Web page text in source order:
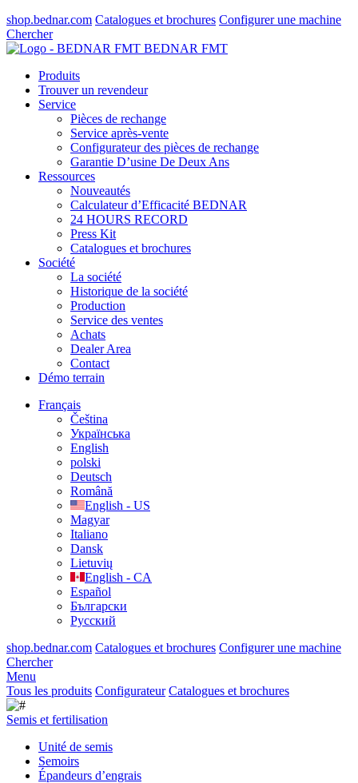
shop.bednar.com Catalogues et brochures Configurer une machine
Chercher
BEDNAR FMT
Produits
Trouver un revendeur
Service
Pièces de rechange
Service après-vente
Configurateur des pièces de rechange
Garantie D’usine De Deux Ans
Ressources
Nouveautés
Calculateur d’Efficacité BEDNAR
24 HOURS RECORD
Press Kit
Catalogues et brochures
Société
La société
Historique de la société
Production
Service des ventes
Achats
Dealer Area
Contact
Démo terrain
Français
Čeština
Українська
English
polski
Deutsch
Română
English - US
Magyar
Italiano
Dansk
Lietuvių
English - CA
Español
Български
Русский
shop.bednar.com Catalogues et brochures Configurer une machine
Chercher
Menu
Tous les produits Configurateur Catalogues et brochures
Semis et fertilisation
Unité de semis
Semoirs
Épandeurs d’engrais